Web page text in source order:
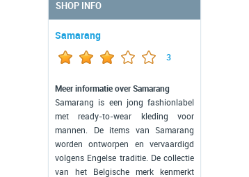
SHOP INFO
Samarang
3
Meer informatie over Samarang
Samarang is een jong fashionlabel
met ready-to-wear kleding voor
mannen. De items van Samarang
worden ontworpen en vervaardigd
volgens Engelse traditie. De collectie
van het Belgische merk kenmerkt